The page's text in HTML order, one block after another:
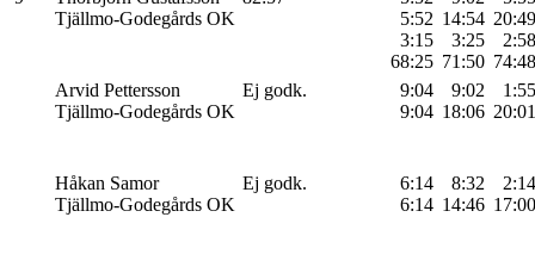
Tjällmo-Godegårds OK
5:52
3:15
68:25
14:54
3:25
71:50
20:49
2:58
74:48
Arvid Pettersson
Tjällmo-Godegårds OK
Ej godk.
9:04
9:04
9:02
18:06
1:55
20:01
Håkan Samor
Tjällmo-Godegårds OK
Ej godk.
6:14
6:14
8:32
14:46
2:14
17:00